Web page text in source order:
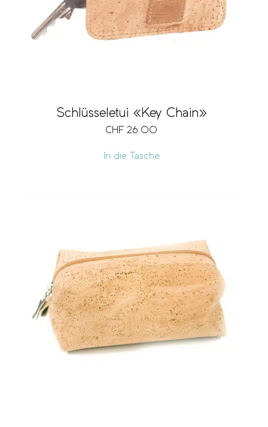
Schlüsseletui «Key Chain»
CHF 26.00
In die Tasche